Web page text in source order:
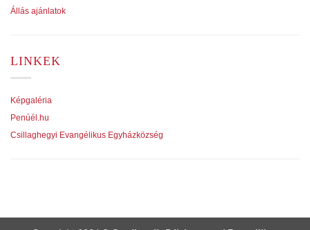
Állás ajánlatok
LINKEK
Képgaléria
Penúél.hu
Csillaghegyi Evangélikus Egyházközség